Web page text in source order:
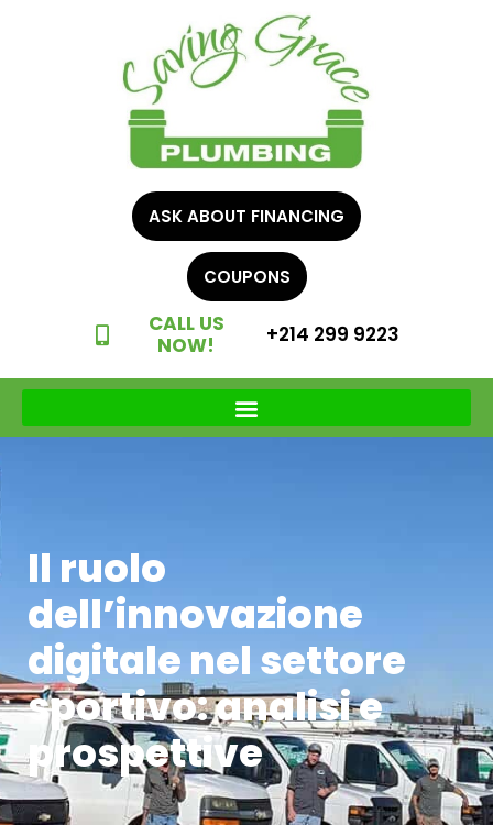
ASK ABOUT FINANCING
COUPONS
CALL US
NOW!
+214 299 9223
Il ruolo
dell’innovazione
digitale nel settore
sportivo: analisi e
prospettive